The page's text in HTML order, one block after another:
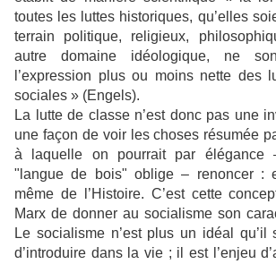
toutes les luttes historiques, qu’elles
terrain politique, religieux,
autre domaine idéologique, ne
l’expression plus ou moins nette des
sociales » (Engels).
La lutte de classe n’est donc pas une
une façon de voir les choses résumée
à laquelle on pourrait par élégance
"langue de bois" oblige – renoncer :
même de l’Histoire. C’est cette
Marx de donner au socialisme son
Le socialisme n’est plus un idéal qu’il
d’introduire dans la vie ; il est l’enjeu